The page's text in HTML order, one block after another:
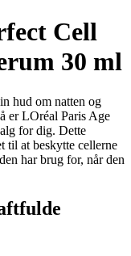
Cell
30 ml
hud om natten og
er LOréal Paris Age
for dig. Dette
til at beskytte cellerne
har brug for, når den